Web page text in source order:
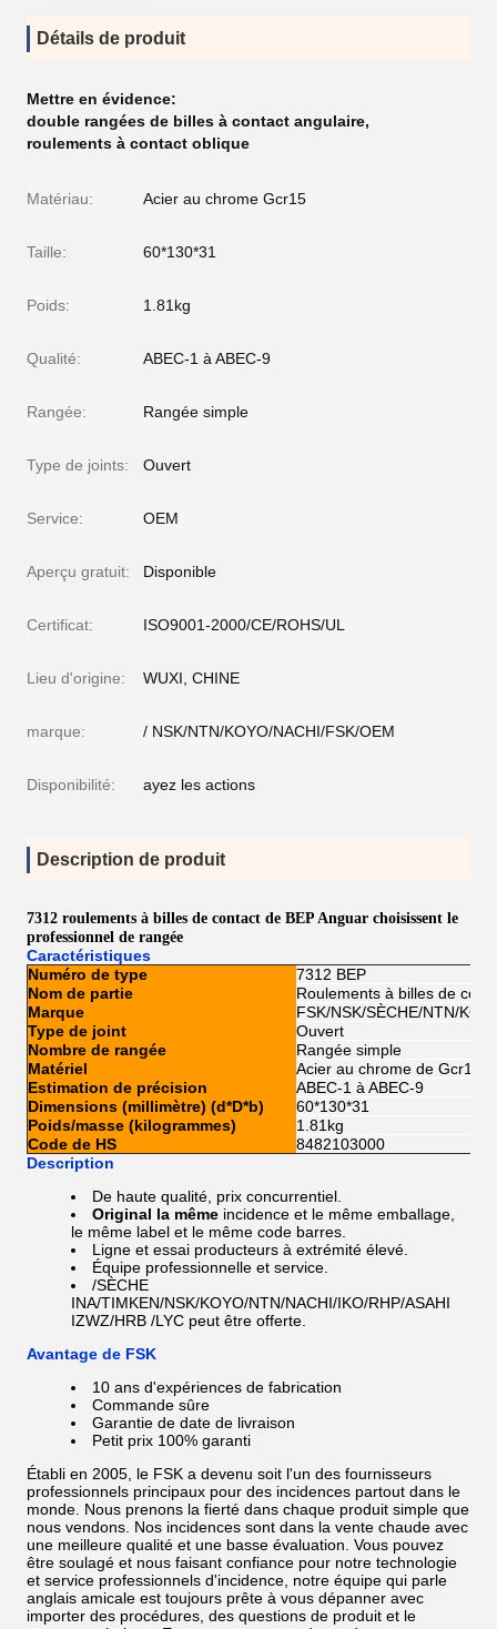
Détails de produit
Mettre en évidence:
double rangées de billes à contact angulaire,
roulements à contact oblique
Matériau: Acier au chrome Gcr15
Taille: 60*130*31
Poids: 1.81kg
Qualité: ABEC-1 à ABEC-9
Rangée: Rangée simple
Type de joints: Ouvert
Service: OEM
Aperçu gratuit: Disponible
Certificat: ISO9001-2000/CE/ROHS/UL
Lieu d'origine: WUXI, CHINE
marque: / NSK/NTN/KOYO/NACHI/FSK/OEM
Disponibilité: ayez les actions
Description de produit
7312 roulements à billes de contact de BEP Anguar choisissent le
professionnel de rangée
Caractéristiques
Numéro de type
7312 BEP
Nom de partie
Roulements à billes de
Marque
FSK/NSK/SÈCHE/NTN/
Type de joint
Ouvert
Nombre de rangée
Rangée simple
Matériel
Acier au chrome de Gcr15
Estimation de précision
ABEC-1 à ABEC-9
Dimensions (millimètre) (d*D*b)
60*130*31
Poids/masse (kilogrammes)
1.81kg
Code de HS
8482103000
Description
De haute qualité, prix concurrentiel.
Original la même incidence et le même emballage,
le même label et le même code barres.
Ligne et essai producteurs à extrémité élevé.
Équipe professionnelle et service.
/SÈCHE
INA/TIMKEN/NSK/KOYO/NTN/NACHI/IKO/RHP/ASAHI
IZWZ/HRB /LYC peut être offerte.
Avantage de FSK
10 ans d'expériences de fabrication
Commande sûre
Garantie de date de livraison
Petit prix 100% garanti
Établi en 2005, le FSK a devenu soit l'un des fournisseurs
professionnels principaux pour des incidences partout dans le
monde. Nous prenons la fierté dans chaque produit simple que
nous vendons. Nos incidences sont dans la vente chaude avec
une meilleure qualité et une basse évaluation. Vous pouvez
être soulagé et nous faisant confiance pour notre technologie
et service professionnels d'incidence, notre équipe qui parle
anglais amicale est toujours prête à vous dépanner avec
importer des procédures, des questions de produit et le